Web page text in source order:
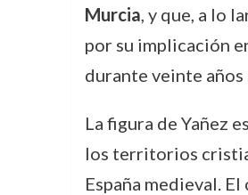
Murcia, y que, a lo
por su implicación
durante veinte
La figura de Yañez
los territorios
España medieval.